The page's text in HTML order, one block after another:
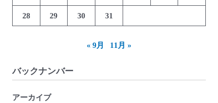
28 29 30 31
« 9月 11月 »
バックナンバー
アーカイブ